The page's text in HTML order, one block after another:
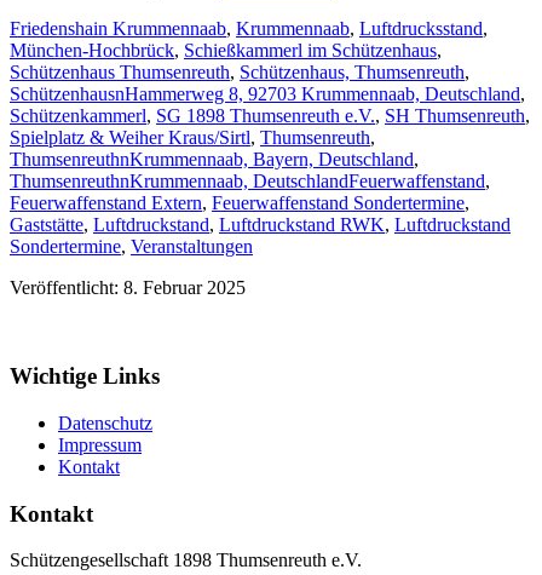
Friedenshain Krummennaab, Krummennaab, Luftdrucksstand,
München-Hochbrück, Schießkammerl im Schützenhaus,
Schützenhaus Thumsenreuth, Schützenhaus, Thumsenreuth,
SchützenhausnHammerweg 8, 92703 Krummennaab, Deutschland,
Schützenkammerl, SG 1898 Thumsenreuth e.V., SH Thumsenreuth,
Spielplatz & Weiher Kraus/Sirtl, Thumsenreuth,
ThumsenreuthnKrummennaab, Bayern, Deutschland,
ThumsenreuthnKrummennaab, DeutschlandFeuerwaffenstand,
Feuerwaffenstand Extern, Feuerwaffenstand Sondertermine,
Gaststätte, Luftdruckstand, Luftdruckstand RWK, Luftdruckstand
Sondertermine, Veranstaltungen
Veröffentlicht: 8. Februar 2025
Wichtige Links
Datenschutz
Impressum
Kontakt
Kontakt
Schützengesellschaft 1898 Thumsenreuth e.V.